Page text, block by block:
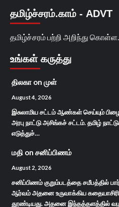
தமிழ்ச்சரம்.காம் - ADVT
தமிழ்ச்சரம் பற்றி அறிந்து கொள்ள...
உங்கள் கருத்து
திலகா on முள்
August 4, 2026
இசுலாமிய சட்டம் ஆண்கள் செய்யும்
அரபு நாட்டு அசிங்கச் சட்டம். தமிழ்
எடுத்துச்…
மதி on சனிப்பிணம்
August 2, 2026
சனிப்பிணம் குறும்படத்தை சமீபத்தில்
ஆர்வம் அதனை உருவாக்கிய
தூண்டியது. அதனை இந்தத்தளத்தில்